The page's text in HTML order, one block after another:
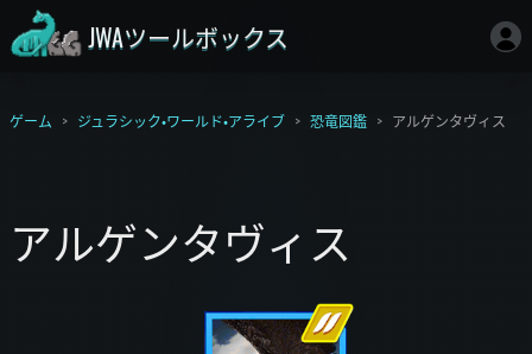
JWAツールボックス
ゲーム ジュラシック・ワールド・アライブ 恐竜図鑑 アルゲンタヴィス
アルゲンタヴィス